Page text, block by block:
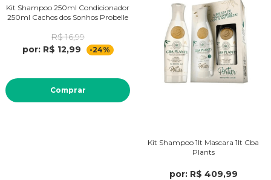
Kit Shampoo 250ml Condicionador
250ml Cachos dos Sonhos Probelle
R$ 16,99
por: R$ 12,99
-24%
Comprar
Kit Shampoo 1lt Mascara 1lt Cba
Plants
por: R$ 409,99